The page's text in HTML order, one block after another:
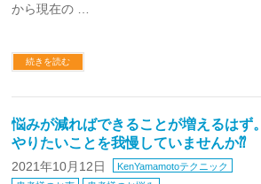
から現在の …
続きを読む
悩みが減ればできることが増えるはず。
やりたいことを我慢していませんか⁇
2021年10月12日
KenYamamotoテクニック